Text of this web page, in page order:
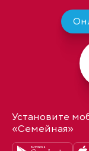
Установите
«Семейная»